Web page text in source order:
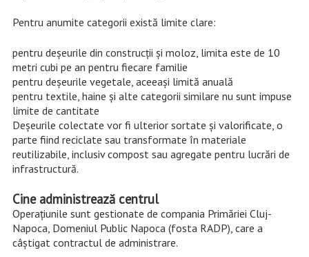
Pentru anumite categorii există limite clare:
pentru deșeurile din construcții și moloz, limita este de 10
metri cubi pe an pentru fiecare familie
pentru deșeurile vegetale, aceeași limită anuală
pentru textile, haine și alte categorii similare nu sunt impuse
limite de cantitate
Deșeurile colectate vor fi ulterior sortate și valorificate, o
parte fiind reciclate sau transformate în materiale
reutilizabile, inclusiv compost sau agregate pentru lucrări de
infrastructură.
Cine administrează centrul
Operațiunile sunt gestionate de compania Primăriei Cluj-
Napoca, Domeniul Public Napoca (fosta RADP), care a
câștigat contractul de administrare.